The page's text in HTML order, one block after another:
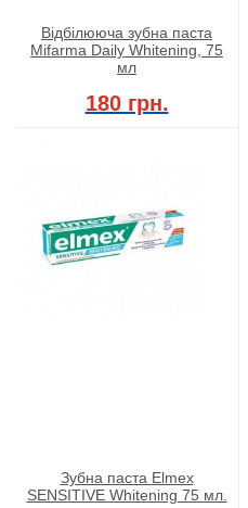
Відбілююча зубна паста
Mifarma Daily Whitening, 75
мл
180 грн.
Зубна паста Elmex
SENSITIVE Whitening 75 мл.